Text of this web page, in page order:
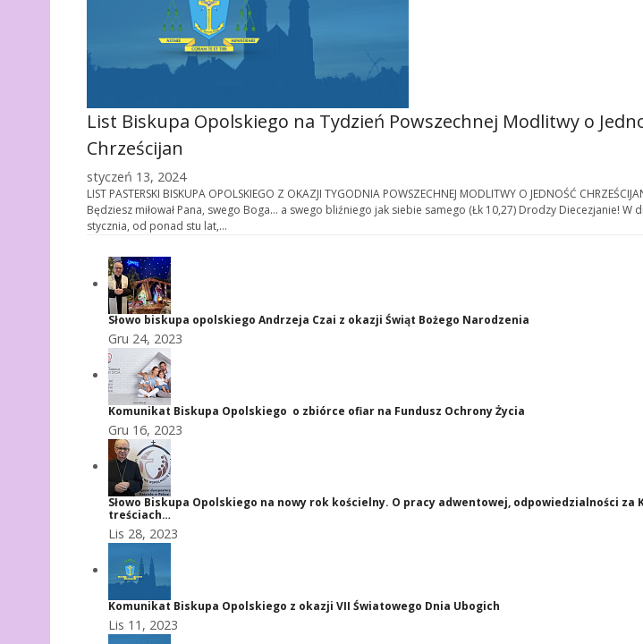
List Biskupa Opolskiego na Tydzień Powszechnej Modlitwy o
Chrześcijan
styczeń 13, 2024
LIST PASTERSKI BISKUPA OPOLSKIEGO Z OKAZJI TYGODNIA POWSZECHNEJ MODLITWY O JEDNOŚĆ
Będziesz miłował Pana, swego Boga… a swego bliźniego jak siebie samego (Łk 10,27) Drodzy Diecezjanie! W
stycznia, od ponad stu lat,…
Słowo biskupa opolskiego Andrzeja Czai z okazji Świąt Bożego Narodzenia
Gru 24, 2023
Komunikat Biskupa Opolskiego o zbiórce ofiar na Fundusz Ochrony Życia
Gru 16, 2023
Słowo Biskupa Opolskiego na nowy rok kościelny. O pracy adwentowej, odpowiedzialności za
treściach…
Lis 28, 2023
Komunikat Biskupa Opolskiego z okazji VII Światowego Dnia Ubogich
Lis 11, 2023